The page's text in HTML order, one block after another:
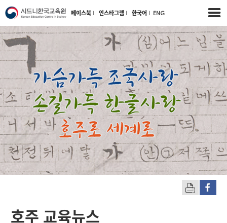
페이스북 l 인스타그램 l 한국어 l ENG
호주 교육뉴스